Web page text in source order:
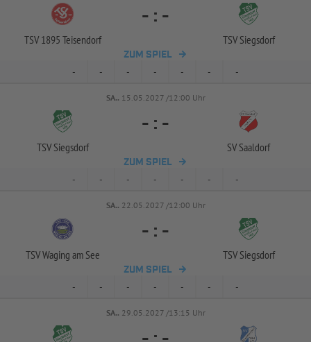
TSV 1895 Teisendorf
- : -
TSV Siegsdorf
ZUM SPIEL
- - - - - - -
SA.. 15.05.2027 /12:00 Uhr
TSV Siegsdorf
- : -
SV Saaldorf
ZUM SPIEL
- - - - - - -
SA.. 22.05.2027 /12:00 Uhr
TSV Waging am See
- : -
TSV Siegsdorf
ZUM SPIEL
- - - - - - -
SA.. 29.05.2027 /13:15 Uhr